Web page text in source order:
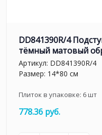
DD841390R/4
тёмный матовый
Артикул: DD841390R/4
Размер: 14*80 см
Плиток в упаковке: 6шт
778.36 руб.